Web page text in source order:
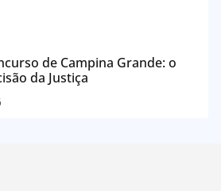
de Campina Grande: o
da Justiça